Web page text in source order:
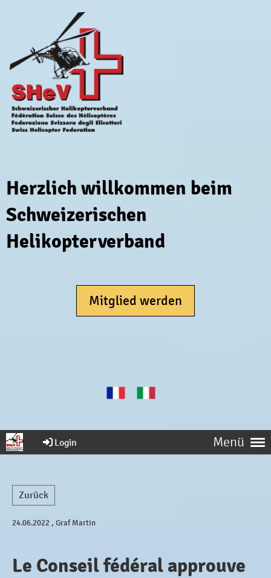
Herzlich willkommen beim
Schweizerischen
Helikopterverband
Mitglied werden
Menü
Login
Zurück
24.06.2022 , Graf Martin
Le Conseil fédéral approuve